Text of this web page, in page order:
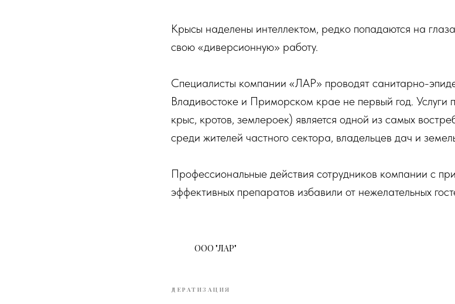
Крысы наделены интеллектом, редко попадаются на
свою «диверсионную» работу.
Специалисты компании «ЛАР» проводят санитарно-
Владивостоке и Приморском крае не первый год. Услуги
крыс, кротов, землероек) является одной из самых
среди жителей частного сектора, владельцев дач и
Профессиональные действия сотрудников компании с
эффективных препаратов избавили от нежелательных
ООО "ЛАР"
ДЕРАТИЗАЦИЯ